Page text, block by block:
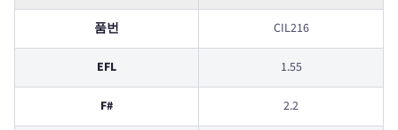
품번 CIL216
EFL 1.55
F# 2.2